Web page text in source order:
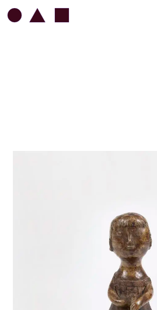
CÉRAMIQUE
CÉRAMIQUE DU
COUPES ET
DIVERS
PIÈCES A MAIN ET